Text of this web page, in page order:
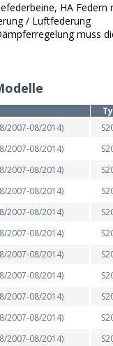
HA
/ Luftfederung
muss
2007-08/2014)
2007-08/2014)
2007-08/2014)
2007-08/2014)
2007-08/2014)
2007-08/2014)
2007-08/2014)
2007-08/2014)
2007-08/2014)
2007-08/2014)
2007-08/2014)